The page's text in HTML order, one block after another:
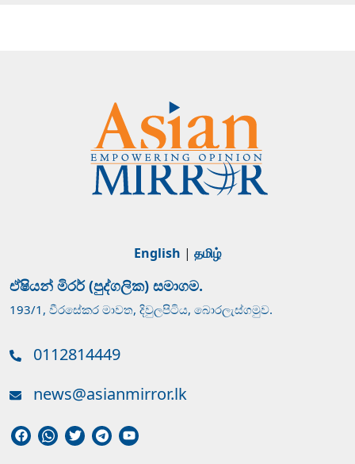
English | தமிழ்
ඒෂියන් මිරර් (පුද්ගලික) සමාගම.
193/1, වීරසේකර මාවත, දිවුලපිටිය, බොරලැස්ගමුව.
0112814449
news@asianmirror.lk